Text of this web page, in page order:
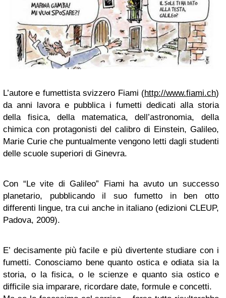
L’autore e fumettista svizzero Fiami (http://www.fiami.ch)
da anni lavora e pubblica i fumetti dedicati alla storia
della fisica, della matematica, dell’astronomia, della
chimica con protagonisti del calibro di Einstein, Galileo,
Marie Curie che puntualmente vengono letti dagli studenti
delle scuole superiori di Ginevra.
Con “Le vite di Galileo” Fiami ha avuto un successo
planetario, pubblicando il suo fumetto in ben otto
differenti lingue, tra cui anche in italiano (edizioni CLEUP,
Padova, 2009).
E’ decisamente più facile e più divertente studiare con i
fumetti. Conosciamo bene quanto ostica e odiata sia la
storia, o la fisica, o le scienze e quanto sia ostico e
difficile sia imparare, ricordare date, formule e concetti.